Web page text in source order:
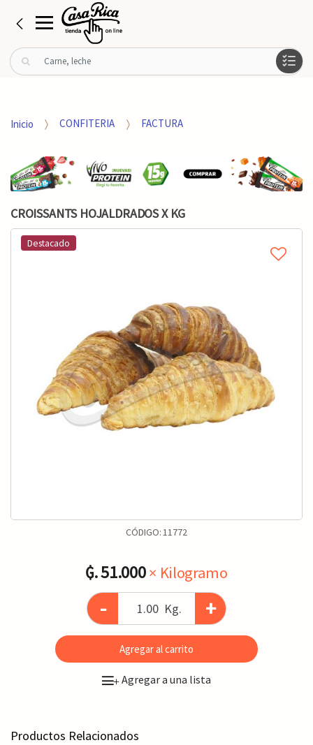
B
u
rInicio CONFITERIA FACTURA
CROISSANTS HOJALDRADOS X KG
Destacado
CÓDIGO:11772
₲. 51.000× Kilogramo
- Kg. +
Agregar al carrito
+Agregar a una lista
Productos Relacionados